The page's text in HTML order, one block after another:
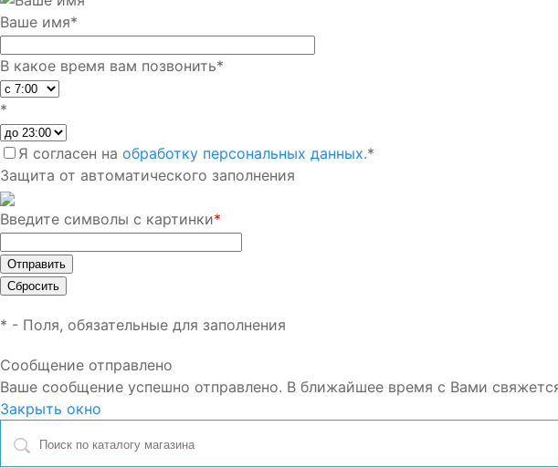
Ваше имя*
В какое время вам позвонить*
*
Я согласен на обработку персональных данных.*
Защита от автоматического заполнения
Введите символы с картинки*
* - Поля, обязательные для заполнения
Сообщение отправлено
Ваше сообщение успешно отправлено. В ближайшее время с Вами
Закрыть окно